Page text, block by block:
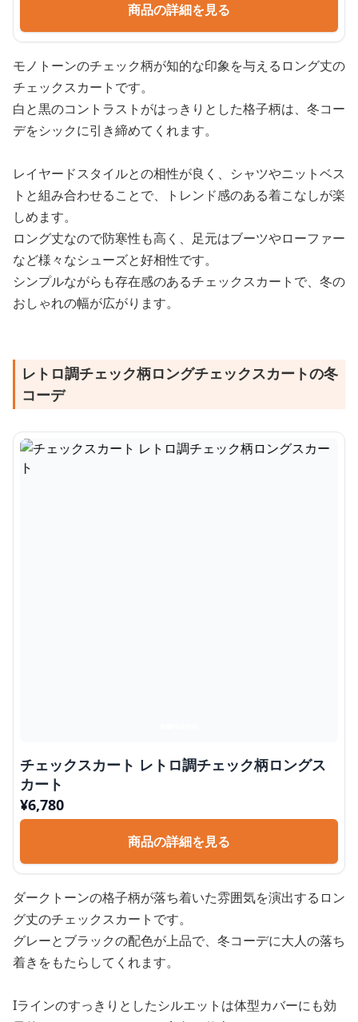
商品の詳細を見る
モノトーンのチェック柄が知的な印象を与えるロング丈の
チェックスカートです。
白と黒のコントラストがはっきりとした格子柄は、冬コー
デをシックに引き締めてくれます。
レイヤードスタイルとの相性が良く、シャツやニットベス
トと組み合わせることで、トレンド感のある着こなしが楽
しめます。
ロング丈なので防寒性も高く、足元はブーツやローファー
など様々なシューズと好相性です。
シンプルながらも存在感のあるチェックスカートで、冬の
おしゃれの幅が広がります。
レトロ調チェック柄ロングチェックスカートの冬
コーデ
チェックスカート レトロ調チェック柄ロングス
カート
¥6,780
商品の詳細を見る
ダークトーンの格子柄が落ち着いた雰囲気を演出するロン
グ丈のチェックスカートです。
グレーとブラックの配色が上品で、冬コーデに大人の落ち
着きをもたらしてくれます。
Iラインのすっきりとしたシルエットは体型カバーにも効